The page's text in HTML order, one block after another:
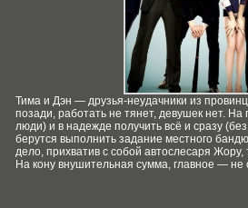
Тима и Дэн — друзья-неудачники из
позади, работать не тянет, девушек нет. На
люди) и в надежде получить всё и сразу
берутся выполнить задание местного
дело, прихватив с собой автослесаря Жору,
На кону внушительная сумма, главное — не